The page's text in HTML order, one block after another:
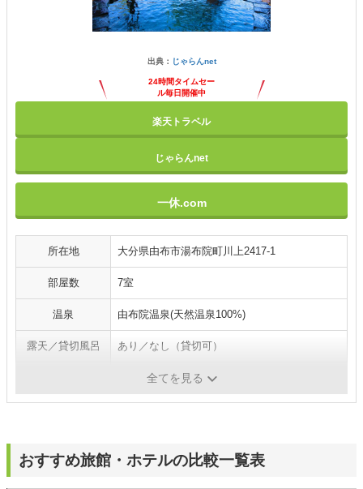
出典： じゃらんnet
24時間タイムセー
ル毎日開催中
楽天トラベル
じゃらんnet
一休.com
所在地 大分県由布市湯布院町川上2417-1
部屋数 7室
温泉 由布院温泉(天然温泉100%)
露天／貸切風呂 あり／なし（貸切可）
禁煙ルーム・駐車場／マッサージ（有料）
全てを見る
おすすめ旅館・ホテルの比較一覧表